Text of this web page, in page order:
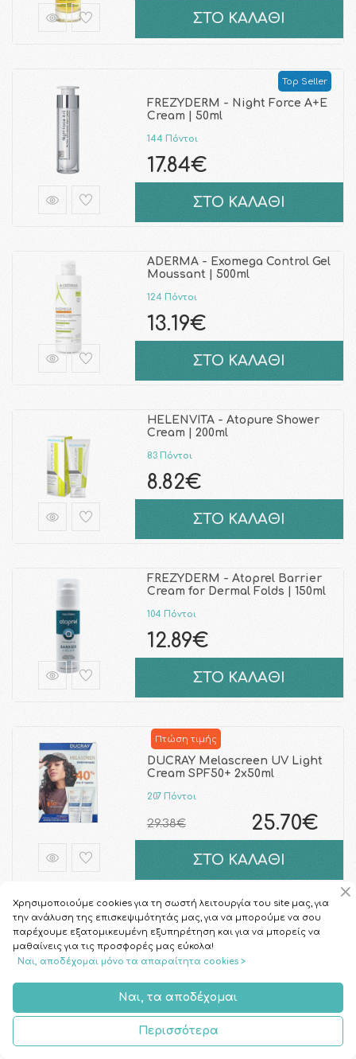
ΣΤΟ ΚΑΛΑΘΙ
Top Seller
FREZYDERM - Night Force A+E
Cream | 50ml
144 Πόντοι
17.84€
ΣΤΟ ΚΑΛΑΘΙ
ADERMA - Exomega Control Gel
Moussant | 500ml
124 Πόντοι
13.19€
ΣΤΟ ΚΑΛΑΘΙ
HELENVITA - Atopure Shower
Cream | 200ml
83 Πόντοι
8.82€
ΣΤΟ ΚΑΛΑΘΙ
FREZYDERM - Atoprel Barrier
Cream for Dermal Folds | 150ml
104 Πόντοι
12.89€
ΣΤΟ ΚΑΛΑΘΙ
Πτώση τιμής
DUCRAY Melascreen UV Light
Cream SPF50+ 2x50ml
207 Πόντοι
29.38€ 25.70€
ΣΤΟ ΚΑΛΑΘΙ
LA ROCHE POSAY - Effaclar Gel
| 200ml
91 Πόντοι
11.25€
ΣΤΟ ΚΑΛΑΘΙ
Χρησιμοποιούμε cookies για τη σωστή λειτουργία του site μας, για
την ανάλυση της επισκεψιμότητάς μας, για να μπορούμε να σου
παρέχουμε εξατομικευμένη εξυπηρέτηση και για να μπορείς να
μαθαίνεις για τις προσφορές μας εύκολα!
Ναι, αποδέχομαι μόνο τα απαραίτητα cookies >
Ναι, τα αποδέχομαι
Περισσότερα